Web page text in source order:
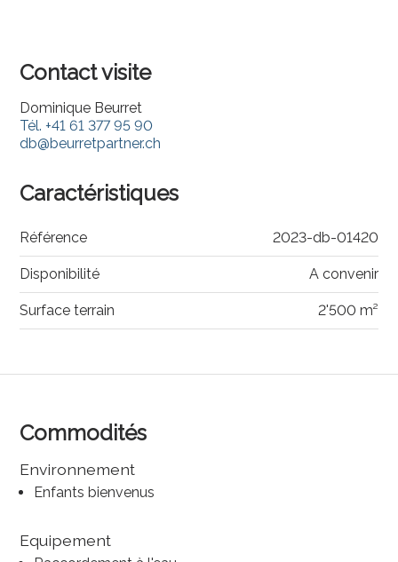
Commodités
Environnement
Enfants bienvenus
Equipement
Contact visite
Dominique Beurret
Tél.+41 61 377 95 90
db@beurretpartner.ch
Caractéristiques
Référence 2023-db-01420
Disponibilité A convenir
Surface terrain 2'500 m²